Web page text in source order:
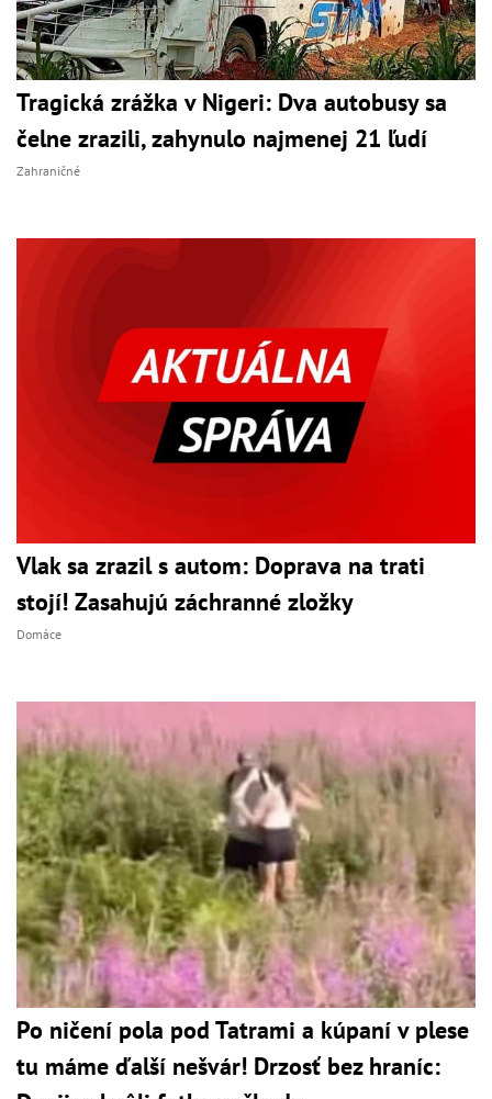
Tragická zrážka v Nigeri: Dva autobusy sa
čelne zrazili, zahynulo najmenej 21 ľudí
Zahraničné
Vlak sa zrazil s autom: Doprava na trati
stojí! Zasahujú záchranné zložky
Domáce
Po ničení pola pod Tatrami a kúpaní v plese
tu máme ďalší nešvár! Drzosť bez hraníc: